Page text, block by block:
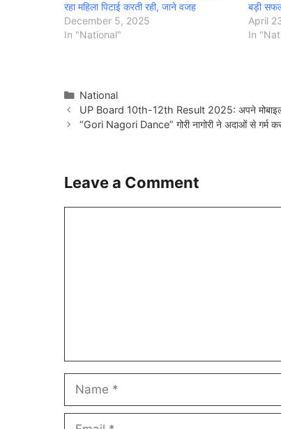
रहा महिला पिटाई करती रही, जाने वजह
December 5, 2025
In "National"
बड़ी
April
In
Categories
National
UP Board 10th-12th Result 2025: अपने
“Gori Nagori Dance” गोरी नागोरी ने अदाओं से गर्म कर
Leave a Comment
Name
Email